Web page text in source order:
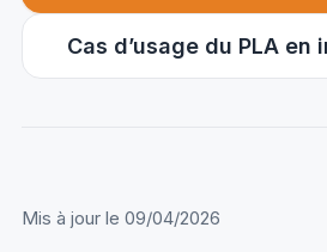
Cas d’usage du PLA en
Mis à jour le 09/04/2026